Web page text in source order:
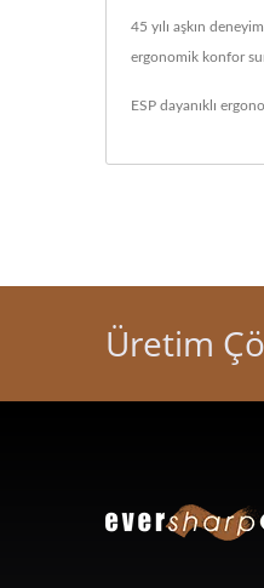
45 yılı aşkın
ergonomik konfor
ESP dayanıklı
Üretim